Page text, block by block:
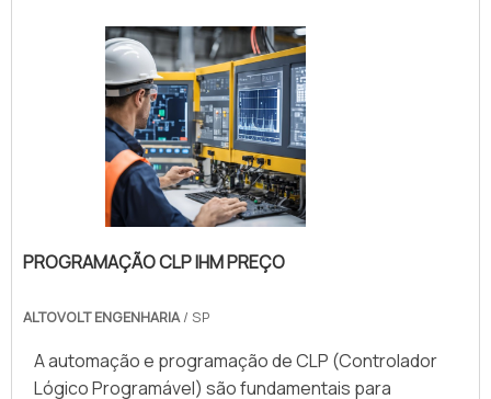
equipamento é constantemente utilizado para medir
a condição térmica do ambi.
PROGRAMAÇÃO CLP IHM PREÇO
ALTOVOLT ENGENHARIA/ SP
A automação e programação de CLP (Controlador
Lógico Programável) são fundamentais para